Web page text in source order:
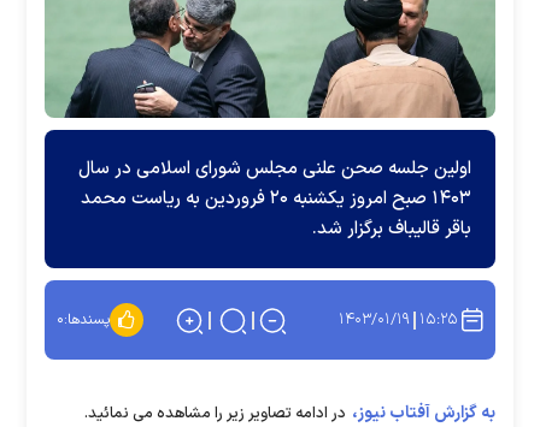
اولین جلسه صحن علنی مجلس شورای اسلامی در سال
۱۴۰۳ صبح امروز یکشنبه ۲۰ فروردین به ریاست محمد
باقر قالیباف برگزار شد.
۱۵:۲۵ ۱۴۰۳/۰۱/۱۹ پسندها:۰
به گزارش آفتاب نیوز، در ادامه تصاویر زیر را مشاهده می نمائید.